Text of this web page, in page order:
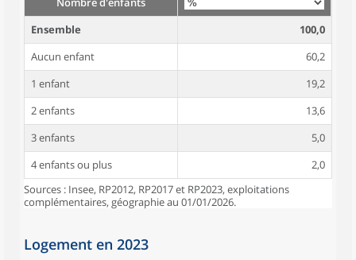
Ensemble
100,0
Aucun enfant
60,2
1 enfant
19,2
2 enfants
13,6
3 enfants
5,0
4 enfants ou plus
2,0
Sources : Insee, RP2012, RP2017 et RP2023, exploitations
complémentaires, géographie au 01/01/2026.
Logement en 2023